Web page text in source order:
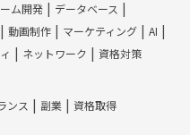
ム開発
データベース
動画制作 マーケティング
AI
ネットワーク 資格対策
ンス 副業 資格取得